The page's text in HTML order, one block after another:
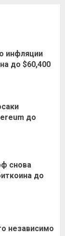
инфляции
до $60,400
до
снова
до
независимо